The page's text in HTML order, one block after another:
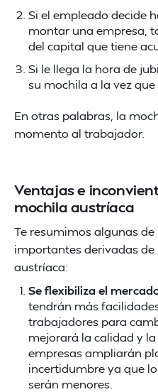
Si el empleado decide
montar una empresa,
del capital que tiene
Si le llega la hora de
su mochila a la vez que
En otras palabras, la
momento al trabajador.
Ventajas e
mochila austríaca
Te resumimos algunas de
importantes derivadas
austríaca:
Se flexibiliza el
tendrán más
trabajadores para
mejorará la calidad y
empresas ampliarán
incertidumbre ya que
serán menores.